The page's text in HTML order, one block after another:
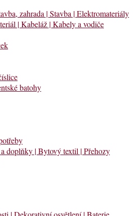
zahrada | Stavba | Elektromateriály
| Kabeláž | Kabely a vodiče
batohy
doplňky | Bytový textil | Přehozy